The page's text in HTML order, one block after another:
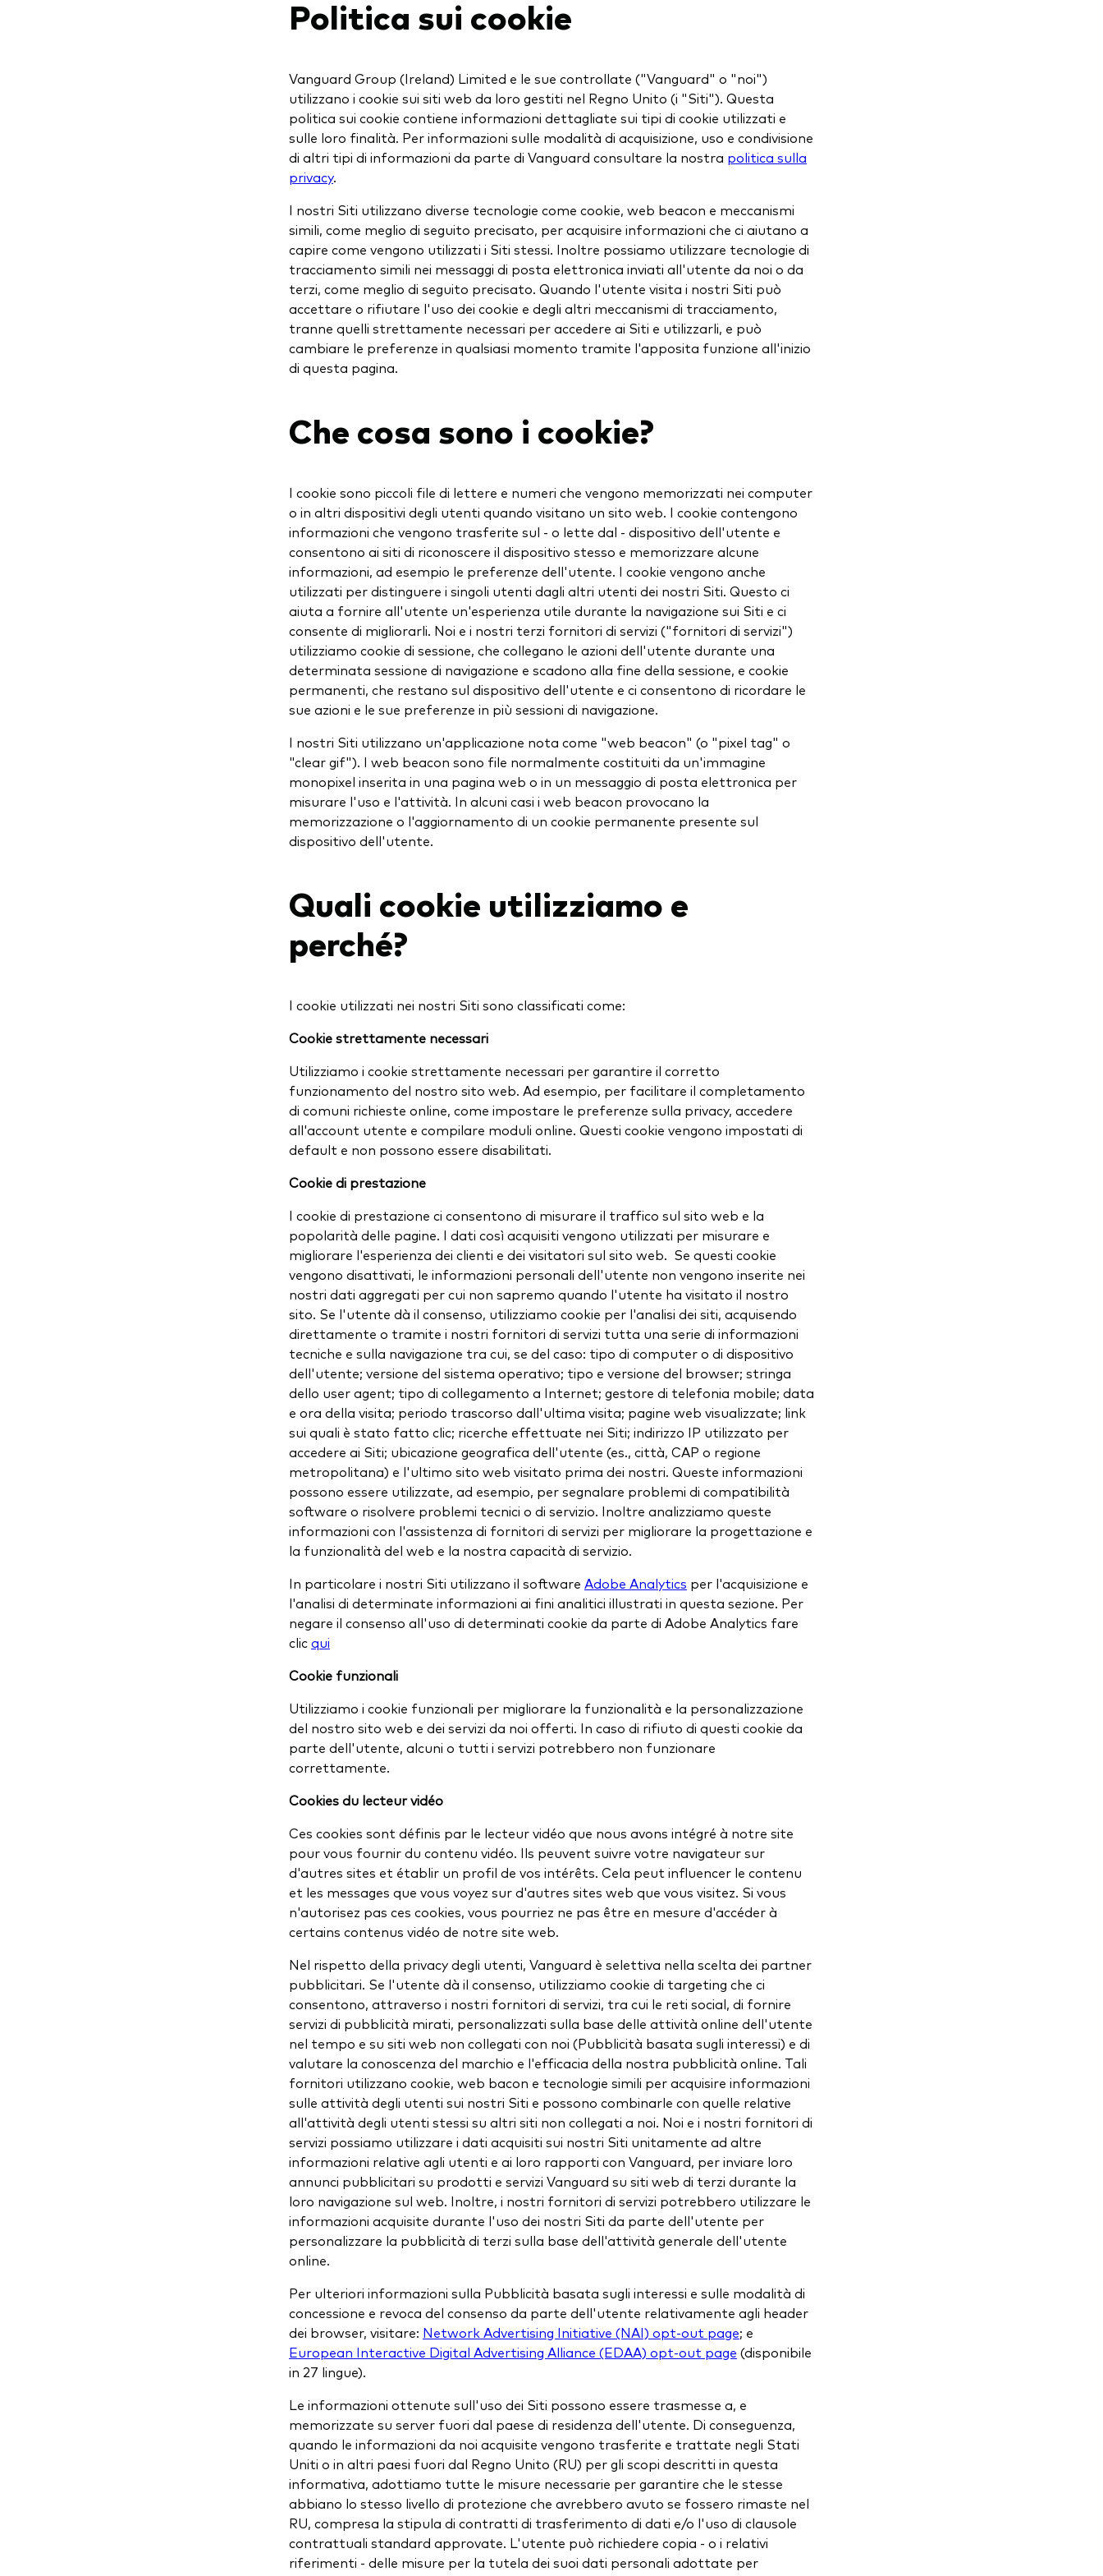
Politica sui cookie
Vanguard Group (Ireland) Limited e le sue controllate ("Vanguard" o "noi")
utilizzano i cookie sui siti web da loro gestiti nel Regno Unito (i "Siti"). Questa
politica sui cookie contiene informazioni dettagliate sui tipi di cookie utilizzati e
sulle loro finalità. Per informazioni sulle modalità di acquisizione, uso e condivisione
di altri tipi di informazioni da parte di Vanguard consultare la nostra politica sulla
privacy.
I nostri Siti utilizzano diverse tecnologie come cookie, web beacon e meccanismi
simili, come meglio di seguito precisato, per acquisire informazioni che ci aiutano a
capire come vengono utilizzati i Siti stessi. Inoltre possiamo utilizzare tecnologie di
tracciamento simili nei messaggi di posta elettronica inviati all'utente da noi o da
terzi, come meglio di seguito precisato. Quando l'utente visita i nostri Siti può
accettare o rifiutare l'uso dei cookie e degli altri meccanismi di tracciamento,
tranne quelli strettamente necessari per accedere ai Siti e utilizzarli, e può
cambiare le preferenze in qualsiasi momento tramite l'apposita funzione all'inizio
di questa pagina.
Che cosa sono i cookie?
I cookie sono piccoli file di lettere e numeri che vengono memorizzati nei computer
o in altri dispositivi degli utenti quando visitano un sito web. I cookie contengono
informazioni che vengono trasferite sul - o lette dal - dispositivo dell'utente e
consentono ai siti di riconoscere il dispositivo stesso e memorizzare alcune
informazioni, ad esempio le preferenze dell'utente. I cookie vengono anche
utilizzati per distinguere i singoli utenti dagli altri utenti dei nostri Siti. Questo ci
aiuta a fornire all'utente un'esperienza utile durante la navigazione sui Siti e ci
consente di migliorarli. Noi e i nostri terzi fornitori di servizi ("fornitori di servizi")
utilizziamo cookie di sessione, che collegano le azioni dell'utente durante una
determinata sessione di navigazione e scadono alla fine della sessione, e cookie
permanenti, che restano sul dispositivo dell'utente e ci consentono di ricordare le
sue azioni e le sue preferenze in più sessioni di navigazione.
I nostri Siti utilizzano un'applicazione nota come "web beacon" (o "pixel tag" o
"clear gif"). I web beacon sono file normalmente costituiti da un'immagine
monopixel inserita in una pagina web o in un messaggio di posta elettronica per
misurare l'uso e l'attività. In alcuni casi i web beacon provocano la
memorizzazione o l'aggiornamento di un cookie permanente presente sul
dispositivo dell'utente.
Quali cookie utilizziamo e
perché?
I cookie utilizzati nei nostri Siti sono classificati come:
Cookie strettamente necessari
Utilizziamo i cookie strettamente necessari per garantire il corretto
funzionamento del nostro sito web. Ad esempio, per facilitare il completamento
di comuni richieste online, come impostare le preferenze sulla privacy, accedere
all'account utente e compilare moduli online. Questi cookie vengono impostati di
default e non possono essere disabilitati.
Cookie di prestazione
I cookie di prestazione ci consentono di misurare il traffico sul sito web e la
popolarità delle pagine. I dati così acquisiti vengono utilizzati per misurare e
migliorare l'esperienza dei clienti e dei visitatori sul sito web. Se questi cookie
vengono disattivati, le informazioni personali dell'utente non vengono inserite nei
nostri dati aggregati per cui non sapremo quando l'utente ha visitato il nostro
sito. Se l'utente dà il consenso, utilizziamo cookie per l'analisi dei siti, acquisendo
direttamente o tramite i nostri fornitori di servizi tutta una serie di informazioni
tecniche e sulla navigazione tra cui, se del caso: tipo di computer o di dispositivo
dell'utente; versione del sistema operativo; tipo e versione del browser; stringa
dello user agent; tipo di collegamento a Internet; gestore di telefonia mobile; data
e ora della visita; periodo trascorso dall'ultima visita; pagine web visualizzate; link
sui quali è stato fatto clic; ricerche effettuate nei Siti; indirizzo IP utilizzato per
accedere ai Siti; ubicazione geografica dell'utente (es., città, CAP o regione
metropolitana) e l'ultimo sito web visitato prima dei nostri. Queste informazioni
possono essere utilizzate, ad esempio, per segnalare problemi di compatibilità
software o risolvere problemi tecnici o di servizio. Inoltre analizziamo queste
informazioni con l'assistenza di fornitori di servizi per migliorare la progettazione e
la funzionalità del web e la nostra capacità di servizio.
In particolare i nostri Siti utilizzano il software Adobe Analytics per l'acquisizione e
l'analisi di determinate informazioni ai fini analitici illustrati in questa sezione. Per
negare il consenso all'uso di determinati cookie da parte di Adobe Analytics fare
clicqui
Cookie funzionali
Utilizziamo i cookie funzionali per migliorare la funzionalità e la personalizzazione
del nostro sito web e dei servizi da noi offerti. In caso di rifiuto di questi cookie da
parte dell'utente, alcuni o tutti i servizi potrebbero non funzionare
correttamente.
Cookies du lecteur vidéo
Ces cookies sont définis par le lecteur vidéo que nous avons intégré à notre site
pour vous fournir du contenu vidéo. Ils peuvent suivre votre navigateur sur
d'autres sites et établir un profil de vos intérêts. Cela peut influencer le contenu
et les messages que vous voyez sur d'autres sites web que vous visitez. Si vous
n'autorisez pas ces cookies, vous pourriez ne pas être en mesure d'accéder à
certains contenus vidéo de notre site web.
Nel rispetto della privacy degli utenti, Vanguard è selettiva nella scelta dei partner
pubblicitari. Se l'utente dà il consenso, utilizziamo cookie di targeting che ci
consentono, attraverso i nostri fornitori di servizi, tra cui le reti social, di fornire
servizi di pubblicità mirati, personalizzati sulla base delle attività online dell'utente
nel tempo e su siti web non collegati con noi (Pubblicità basata sugli interessi) e di
valutare la conoscenza del marchio e l'efficacia della nostra pubblicità online. Tali
fornitori utilizzano cookie, web bacon e tecnologie simili per acquisire informazioni
sulle attività degli utenti sui nostri Siti e possono combinarle con quelle relative
all'attività degli utenti stessi su altri siti non collegati a noi. Noi e i nostri fornitori di
servizi possiamo utilizzare i dati acquisiti sui nostri Siti unitamente ad altre
informazioni relative agli utenti e ai loro rapporti con Vanguard, per inviare loro
annunci pubblicitari su prodotti e servizi Vanguard su siti web di terzi durante la
loro navigazione sul web. Inoltre, i nostri fornitori di servizi potrebbero utilizzare le
informazioni acquisite durante l'uso dei nostri Siti da parte dell'utente per
personalizzare la pubblicità di terzi sulla base dell'attività generale dell'utente
online.
Per ulteriori informazioni sulla Pubblicità basata sugli interessi e sulle modalità di
concessione e revoca del consenso da parte dell'utente relativamente agli header
dei browser, visitare: Network Advertising Initiative (NAI) opt-out page; e
European Interactive Digital Advertising Alliance (EDAA) opt-out page (disponibile
in 27 lingue).
Le informazioni ottenute sull'uso dei Siti possono essere trasmesse a, e
memorizzate su server fuori dal paese di residenza dell'utente. Di conseguenza,
quando le informazioni da noi acquisite vengono trasferite e trattate negli Stati
Uniti o in altri paesi fuori dal Regno Unito (RU) per gli scopi descritti in questa
informativa, adottiamo tutte le misure necessarie per garantire che le stesse
abbiano lo stesso livello di protezione che avrebbero avuto se fossero rimaste nel
RU, compresa la stipula di contratti di trasferimento di dati e/o l'uso di clausole
contrattuali standard approvate. L'utente può richiedere copia - o i relativi
riferimenti - delle misure per la tutela dei suoi dati personali adottate per